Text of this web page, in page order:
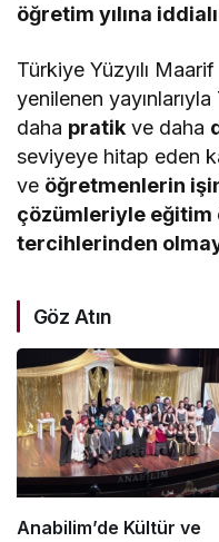
öğretim yılına
Türkiye Yüzyılı
yenilenen
daha pratik ve daha
seviyeye hitap eden
ve öğretmenlerin
çözümleriyle eğitim
tercihlerinden
Göz Atın
Anabilim’de Kültür ve